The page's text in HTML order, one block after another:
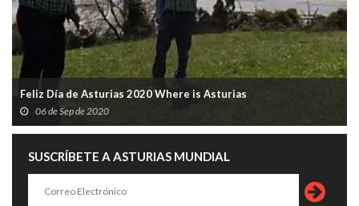
Feliz Día de Asturias 2020 Where is Asturias
06 de Sep de 2020
SUSCRÍBETE A ASTURIAS MUNDIAL